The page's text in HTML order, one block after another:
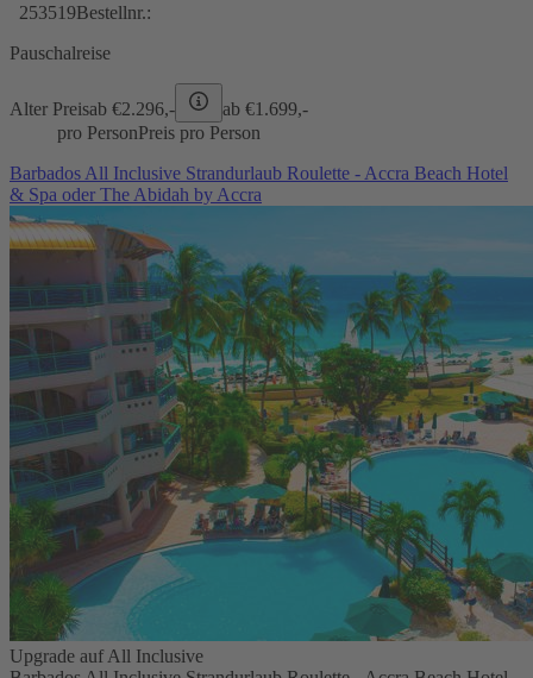
253519Bestellnr.:
Pauschalreise
Alter Preisab €2.296,- ab €1.699,-
pro PersonPreis pro Person
Barbados All Inclusive Strandurlaub Roulette - Accra Beach Hotel
& Spa oder The Abidah by Accra
Upgrade auf All Inclusive